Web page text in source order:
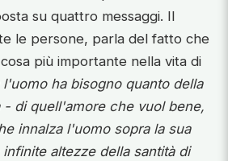
su quattro messaggi. Il
le persone, parla del fatto che
più importante nella vita di
l'uomo ha bisogno quanto della
- di quell'amore che vuol bene,
innalza l'uomo sopra la sua
altezze della santità di